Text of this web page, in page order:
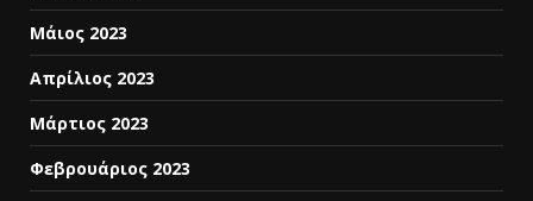
Μάιος 2023
Απρίλιος 2023
Μάρτιος 2023
Φεβρουάριος 2023